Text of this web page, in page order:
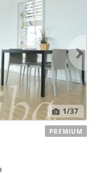
1/37
PREMIUM